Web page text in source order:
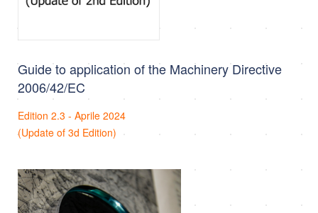
Guide to application of the Machinery Directive
2006/42/EC
Edition 2.3 - Aprile 2024
(Update of 3d Edition)